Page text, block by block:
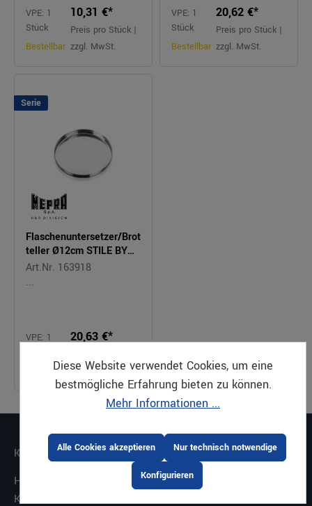
VPE: 1
Stück
Bestellbar
10,31 €*
Preis pro Stück |
zzgl. MwSt.
VPE: 1
Stück
Bestellbar
20,62 €*
Preis pro Stück |
zzgl. MwSt.
Serie
Flaschenuntersetzer/Brot
teller Ø12cm STILE BY
PININFARINA
Art.Nr. 163918
...
VPE: 1
Bestellbar
20,63 €*
zzgl. MwSt.
KONTAKT
HASE GMBH + CO. KG
Kiebitzheide 11-21
Diese Website verwendet Cookies, um eine
bestmögliche Erfahrung bieten zu können.
Mehr Informationen ...
Nur technisch notwendige
Konfigurieren
Alle Cookies akzeptieren